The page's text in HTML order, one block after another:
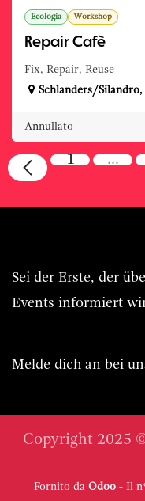
Ecologia Workshop
Repair Cafè
Fix, Repair, Reuse
Schlanders/Silandro,
Annullato
1 …
Sei der Erste, der
Events informiert
Melde dich an bei
Copyright 2025
Fornito da Odoo - Il